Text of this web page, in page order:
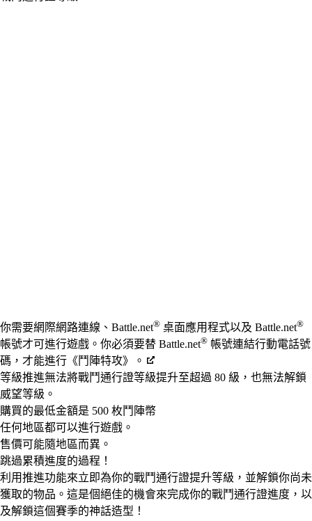
Available actions
你需要網際網路連線、Battle.net® 桌面應用程式以及 Battle.net®
帳號才可進行遊戲。你必須要替 Battle.net® 帳號連結行動電話號
碼，才能進行《鬥陣特攻》。
等級推進無法將戰鬥通行證等級提升至超過 80 級，也無法解鎖
威望等級。
購買的最低金額是 500 枚鬥陣幣
任何地區都可以進行遊戲。
售價可能隨地區而異。
跳過累積進度的過程！
利用推進功能來立即為你的戰鬥通行證提升等級，並解鎖你尚未
獲取的物品。這是個絕佳的機會來完成你的戰鬥通行證進度，以
及解鎖這個賽季的神話造型！